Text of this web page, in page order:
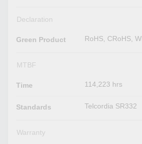
Declaration
Green Product RoHS, CRoHS,
MTBF
Time 114,223 hrs
Standards Telcordia SR332
Warranty